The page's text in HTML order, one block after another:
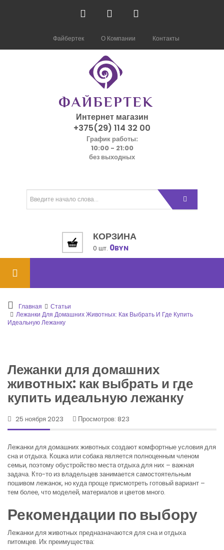
Файбертек О Компании Контакты
Интернет магазин
+375(29) 114 32 00
График работы:
10:00 - 21:00
без выходных
КОРЗИНА
0 шт. 0BYN
Главная
Статьи
Лежанки Для Домашних Животных: Как Выбрать И Где Купить
Идеальную Лежанку
Лежанки для домашних
животных: как выбрать и где
купить идеальную лежанку
25 ноября 2023 Просмотров: 823
Лежанки для домашних животных создают комфортные условия для
сна и отдыха. Кошка или собака является полноценным членом
семьи, поэтому обустройство места отдыха для них – важная
задача. Кто-то из владельцев занимается самостоятельным
пошивом лежанок, но куда проще присмотреть готовый вариант –
тем более, что моделей, материалов и цветов много.
Рекомендации по выбору
Лежанки для животных предназначаются для сна и отдыха
питомцев. Их преимущества: